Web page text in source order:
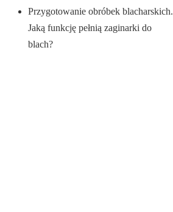
Przygotowanie obróbek blacharskich.
Jaką funkcję pełnią zaginarki do
blach?